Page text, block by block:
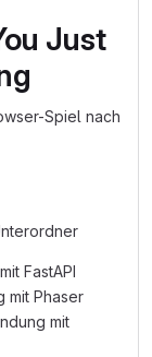
Just
Spiel nach
FastAPI
mit Phaser
mit